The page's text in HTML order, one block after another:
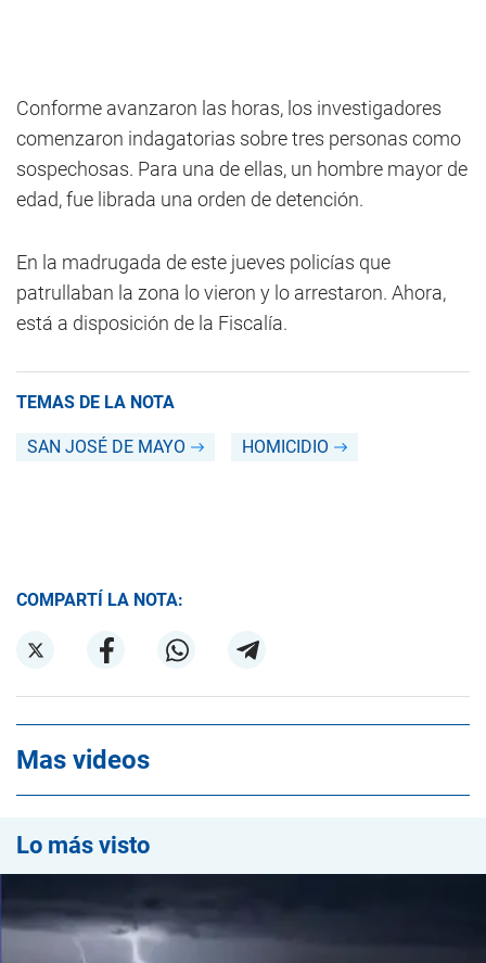
Conforme avanzaron las horas, los investigadores
comenzaron indagatorias sobre tres personas como
sospechosas. Para una de ellas, un hombre mayor de
edad, fue librada una orden de detención.
En la madrugada de este jueves policías que
patrullaban la zona lo vieron y lo arrestaron. Ahora,
está a disposición de la Fiscalía.
TEMAS DE LA NOTA
SAN JOSÉ DE MAYO HOMICIDIO
COMPARTÍ LA NOTA:
Mas videos
Lo más visto